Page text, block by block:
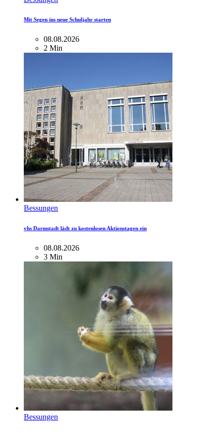
Mit Segen ins neue Schuljahr starten
08.08.2026
2 Min
Bessungen
vhs Darmstadt lädt zu kostenlosen Aktionstagen ein
08.08.2026
3 Min
Bessungen